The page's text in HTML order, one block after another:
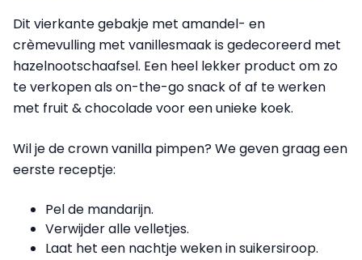
Dit vierkante gebakje met amandel- en
crèmevulling met vanillesmaak is gedecoreerd met
hazelnootschaafsel. Een heel lekker product om zo
te verkopen als on-the-go snack of af te werken
met fruit & chocolade voor een unieke koek.
Wil je de crown vanilla pimpen? We geven graag een
eerste receptje:
Pel de mandarijn.
Verwijder alle velletjes.
Laat het een nachtje weken in suikersiroop.